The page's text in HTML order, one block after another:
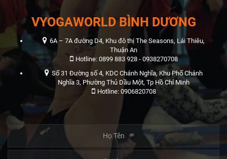
VYOGAWORLD BÌNH DƯƠNG
6A – 7A đường D4, Khu đô thị The Seasons, Lái Thiêu,
Thuận An
Hotline: 0899 883 928 - 0938270708
Số 31 Đường số 4, KDC Chánh Nghĩa, Khu Phố Chánh
Nghĩa 3, Phường Thủ Dầu Một, Tp Hồ Chí Minh
Hotline: 0906820708